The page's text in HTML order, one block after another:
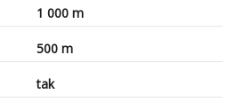
1 000 m
500 m
tak